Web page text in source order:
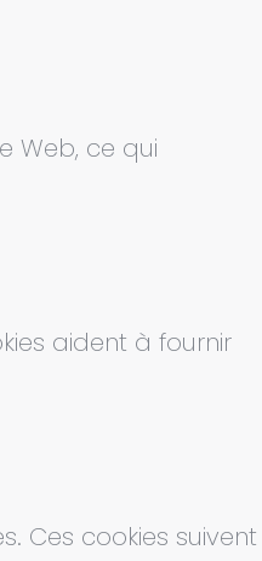
Web, ce qui
aident à fournir
Ces cookies suivent